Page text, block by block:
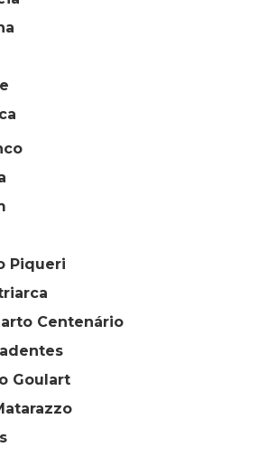
Piqueri
Centenário
Goulart